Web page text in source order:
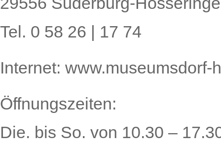
Tel. 0 58 26 | 17 74
Internet: www.museumsdorf-
Öffnungszeiten:
Die. bis So. von 10.30 –